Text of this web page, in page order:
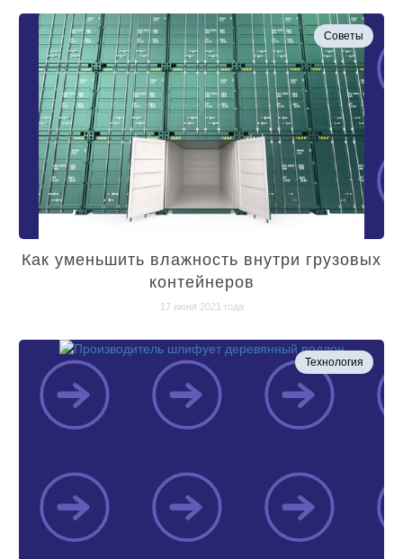
Советы
Как уменьшить влажность внутри грузовых
контейнеров
17 июня 2021 года
Технология